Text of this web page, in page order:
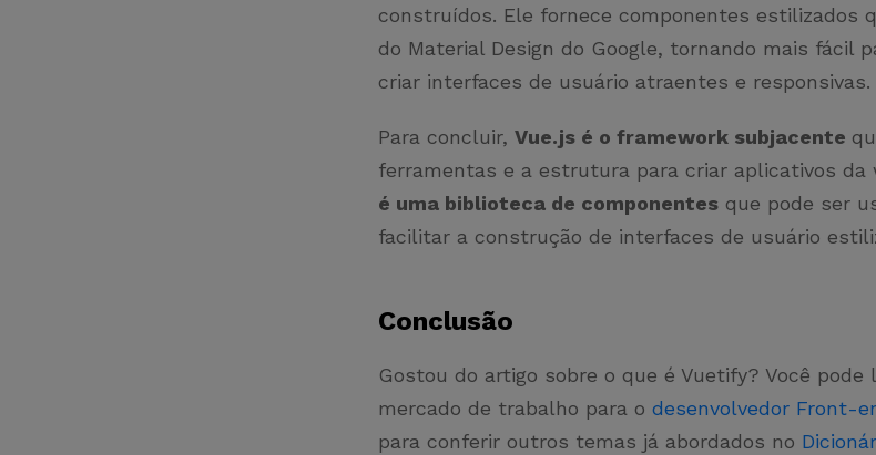
construídos. Ele fornece componentes estilizados
do Material Design do Google, tornando mais fácil
criar interfaces de usuário atraentes e responsivas.
Para concluir, Vue.js é o framework subjacente
ferramentas e a estrutura para criar aplicativos da
é uma biblioteca de componentes que pode ser
facilitar a construção de interfaces de usuário
Conclusão
Gostou do artigo sobre o que é Vuetify? Você
mercado de trabalho para o desenvolvedor Front-
para conferir outros temas já abordados no